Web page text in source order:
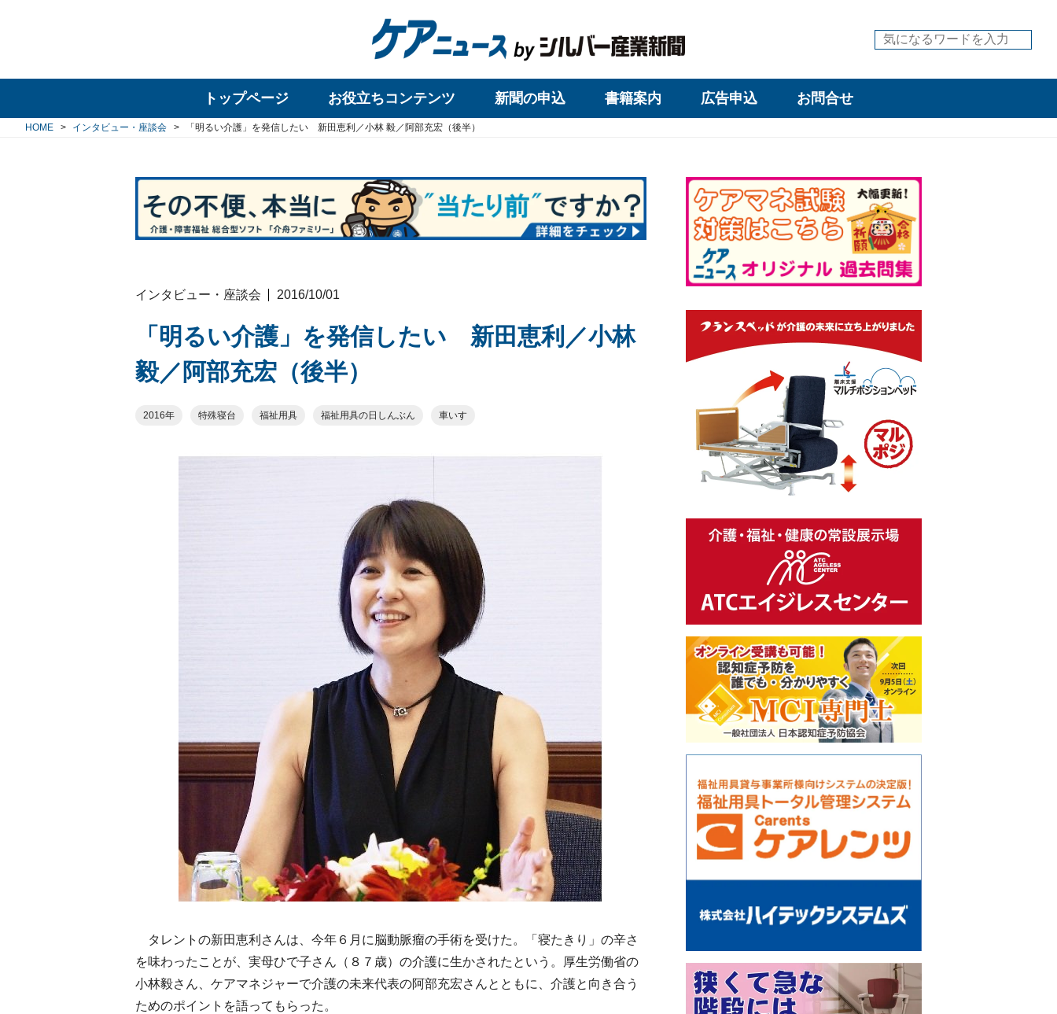
トップページ お役立ちコンテンツ 新聞の申込 書籍案内 広告申込 お問合せ
HOME インタビュー・座談会 「明るい介護」を発信したい 新田恵利／小林 毅／阿部充宏（後半）
インタビュー・座談会 2016/10/01
「明るい介護」を発信したい 新田恵利／小林
毅／阿部充宏（後半）
2016年 特殊寝台 福祉用具 福祉用具の日しんぶん 車いす
タレントの新田恵利さんは、今年６月に脳動脈瘤の手術を受けた。「寝たきり」の辛さ
を味わったことが、実母ひで子さん（８７歳）の介護に生かされたという。厚生労働省の
小林毅さん、ケアマネジャーで介護の未来代表の阿部充宏さんとともに、介護と向き合う
ためのポイントを語ってもらった。